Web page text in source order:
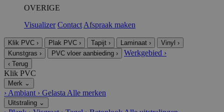
OVERIGE
Visualizer Contact Afspraak maken
Klik PVC › Plak PVC › Tapijt › Laminaat › Vinyl ›
Kunstgras › PVC vloer aanbieding › Werkgebied ›
‹ Terug
Klik PVC
Merk ⌄
› Ambiant › Gelasta Alle merken
Uitstraling ⌄